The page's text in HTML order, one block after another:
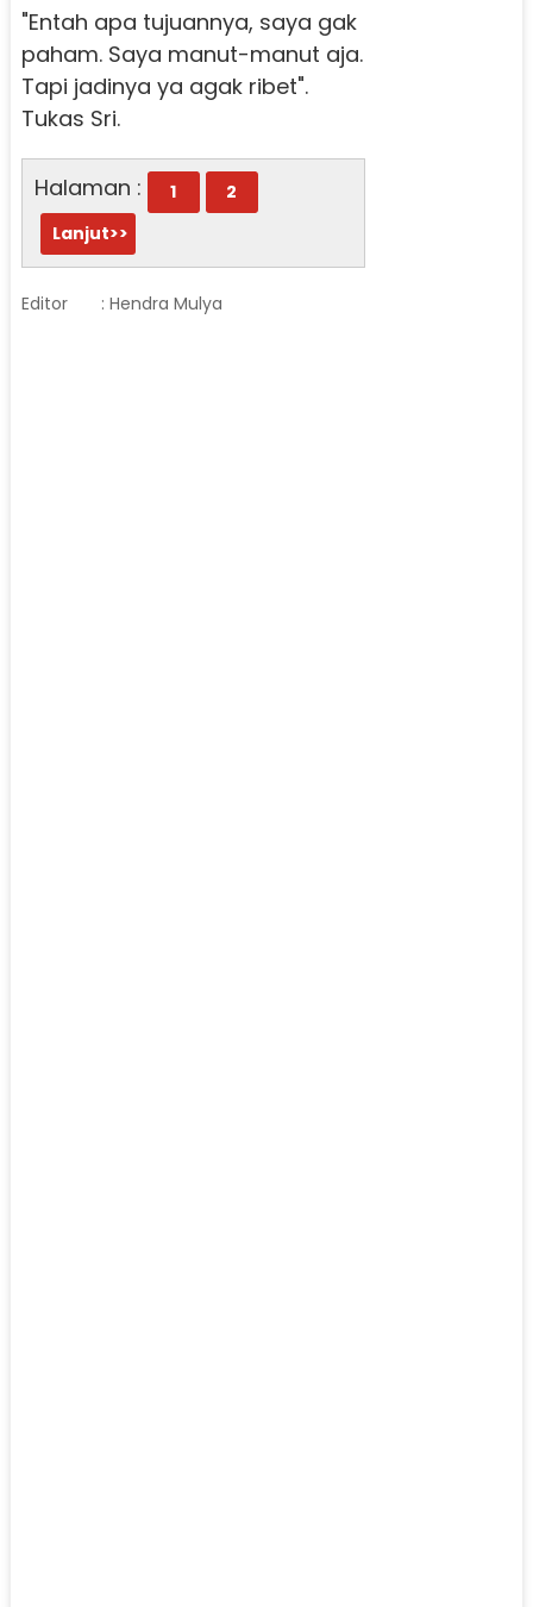
"Entah apa tujuannya, saya gak
paham. Saya manut-manut aja.
Tapi jadinya ya agak ribet".
Tukas Sri.
Halaman : 1
2
Lanjut>>
Editor : Hendra Mulya